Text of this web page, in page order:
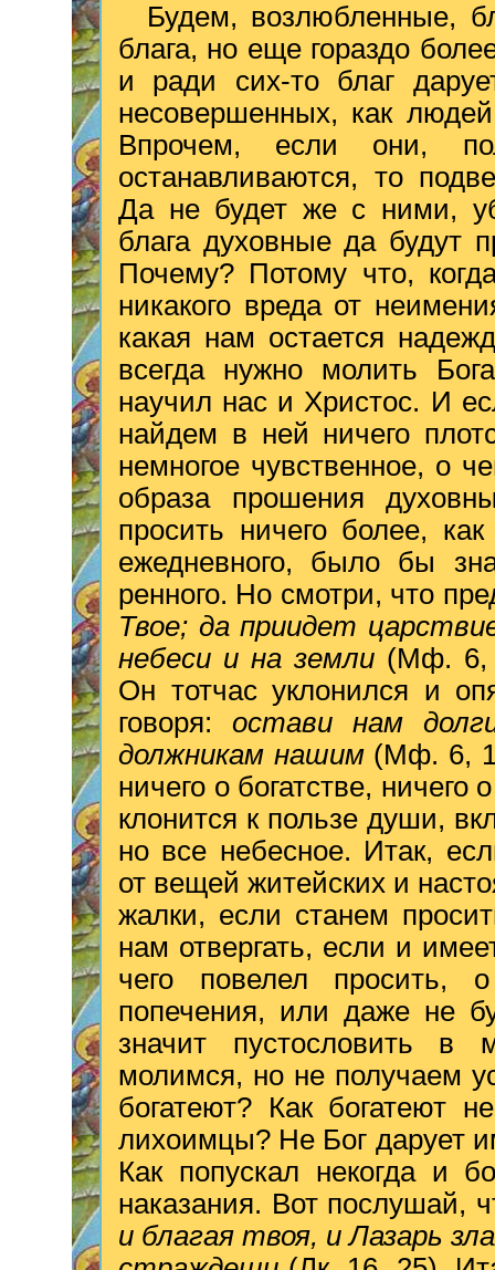
Будем, возлюбленные,
блага, но еще гораздо
и ради сих-то благ
несовершенных, как
Впрочем, если они,
останавливаются, то
Да не будет же с ними,
блага духовные да будут
Почему? Потому что,
никакого вреда от
какая нам остается
всегда нужно молить
научил нас и Христос. И
найдем в ней ничего
немногое чувственное, о
образа прошения
просить ничего более,
ежедневного, было бы
ренного. Но смотри, что
Твое; да приидет
небеси и на земли (Мф. 6,
Он тотчас уклонился и
говоря:остави нам
должникам нашим (Мф. 6,
ничего о богатстве, ничего
клонится к пользе души,
но все небесное. Итак,
от вещей житейских и
жалки, если станем
нам отвергать, если и
чего повелел просить,
попечения, или даже не
значит пустословить
молимся, но не получаем
богатеют? Как богатеют
лихоимцы? Не Бог дарует
Как попускал некогда и
наказания. Вот послушай,
и благая твоя, и Лазарь